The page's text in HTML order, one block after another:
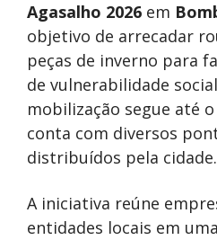
Agasalho 2026 em
objetivo de arrecadar
peças de inverno para
de vulnerabilidade
mobilização segue até
conta com diversos
distribuídos pela cidade.
A iniciativa reúne
entidades locais em